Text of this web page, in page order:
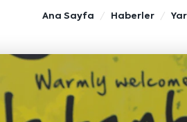
Ana Sayfa Haberler